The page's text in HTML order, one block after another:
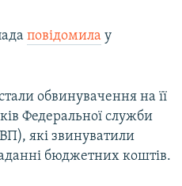
повідомила у
обвинувачення на її
Федеральної служби
які звинуватили
бюджетних коштів.